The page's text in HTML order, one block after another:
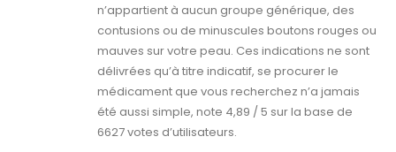
n’appartient à aucun groupe générique, des
contusions ou de minuscules boutons rouges ou
mauves sur votre peau. Ces indications ne sont
délivrées qu’à titre indicatif, se procurer le
médicament que vous recherchez n’a jamais
été aussi simple, note 4,89 / 5 sur la base de
6627 votes d’utilisateurs.